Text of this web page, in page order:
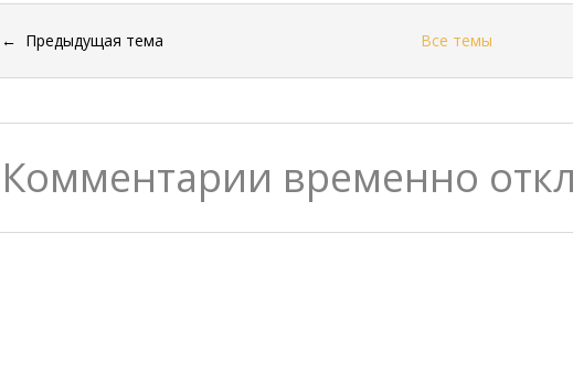
← Предыдущая тема Все темы
Комментарии временно